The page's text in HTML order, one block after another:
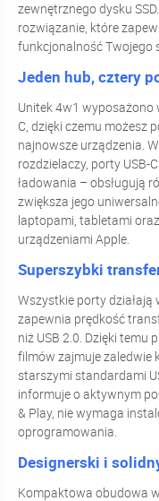
zewnętrznego dysku
rozwiązanie, które
funkcjonalność Twojego
Jeden hub, cztery
Unitek 4w1 wyposażono
C, dzięki czemu możesz
najnowsze urządzenia.
rozdzielaczy, porty USB-
ładowania – obsługują
zwiększa jego
laptopami, tabletami
urządzeniami Apple.
Superszybki
Wszystkie porty działają
zapewnia prędkość
niż USB 2.0. Dzięki temu
filmów zajmuje zaledwie
starszymi standardami
informuje o aktywnym
& Play, nie wymaga
oprogramowania.
Designerski i
Kompaktowa obudowa